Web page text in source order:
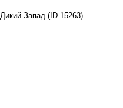
Дикий Запад (ID 15263)